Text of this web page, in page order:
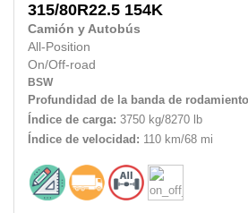
315/80R22.5 154K
Camión y Autobús
All-Position
On/Off-road
BSW
Profundidad de la banda de
Índice de carga: 3750 kg/8270 lb
Índice de velocidad: 110 km/68 mi